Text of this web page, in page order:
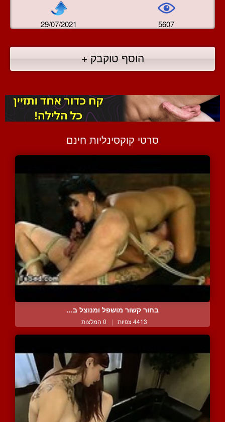
29/07/2021 5607
הוסף טוקבק +
סרטי קוקסינליות חינם
בחור קשור מושפל ומנוצל ב...
4413 צפיות | 0 המלצות